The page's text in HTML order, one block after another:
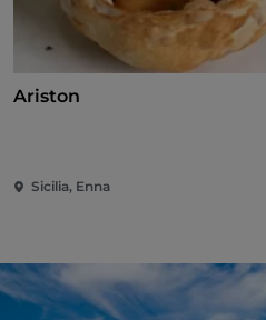
Ariston
Sicilia, Enna